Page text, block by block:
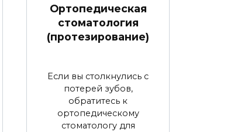
Ортопедическая
стоматология
(протезирование)
Если вы столкнулись с
потерей зубов,
обратитесь к
ортопедическому
стоматологу для